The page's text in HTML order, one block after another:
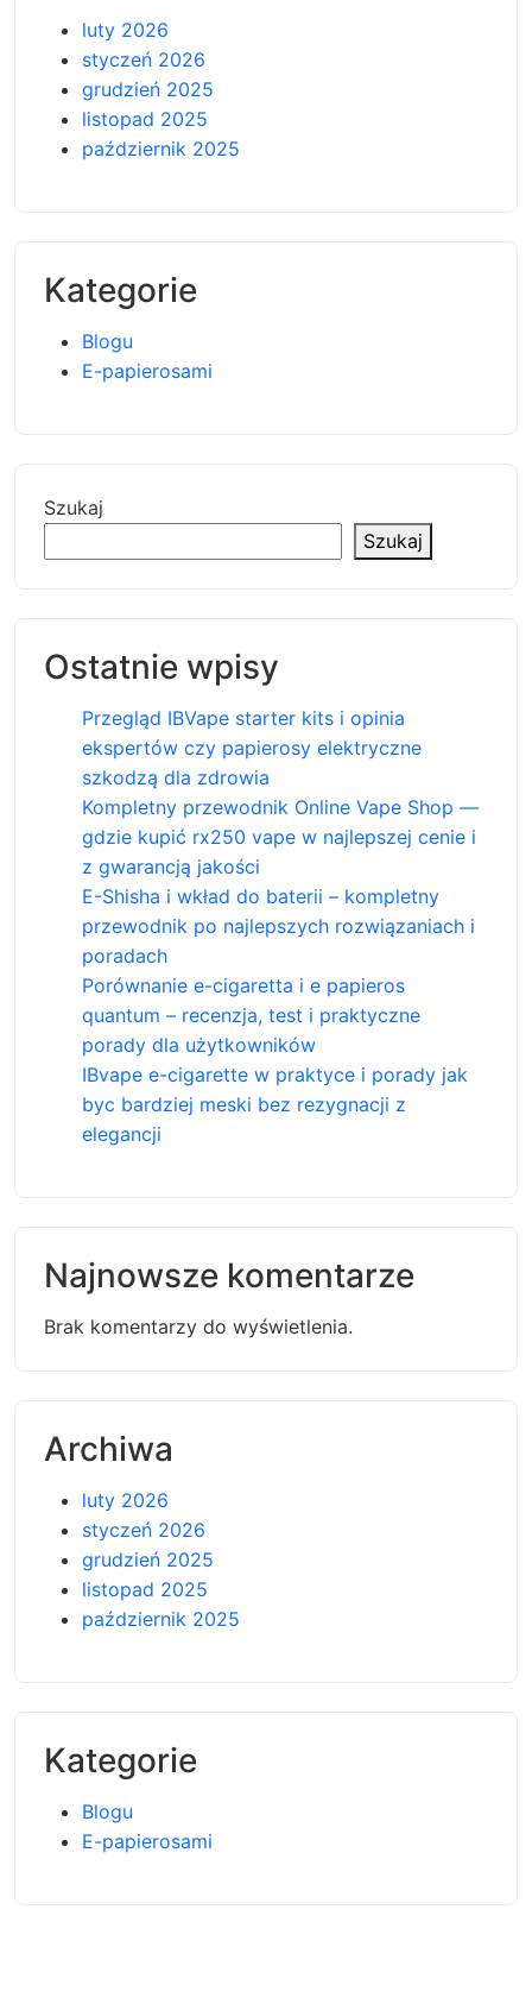
luty 2026
styczeń 2026
grudzień 2025
listopad 2025
październik 2025
Kategorie
Blogu
E-papierosami
Szukaj
Szukaj
Ostatnie wpisy
Przegląd IBVape starter kits i opinia
ekspertów czy papierosy elektryczne
szkodzą dla zdrowia
Kompletny przewodnik Online Vape Shop —
gdzie kupić rx250 vape w najlepszej cenie i
z gwarancją jakości
E-Shisha i wkład do baterii – kompletny
przewodnik po najlepszych rozwiązaniach i
poradach
Porównanie e-cigaretta i e papieros
quantum – recenzja, test i praktyczne
porady dla użytkowników
IBvape e-cigarette w praktyce i porady jak
byc bardziej meski bez rezygnacji z
elegancji
Najnowsze komentarze
Brak komentarzy do wyświetlenia.
Archiwa
luty 2026
styczeń 2026
grudzień 2025
listopad 2025
październik 2025
Kategorie
Blogu
E-papierosami